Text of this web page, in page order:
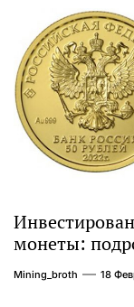
монеты:
Mining_broth 18